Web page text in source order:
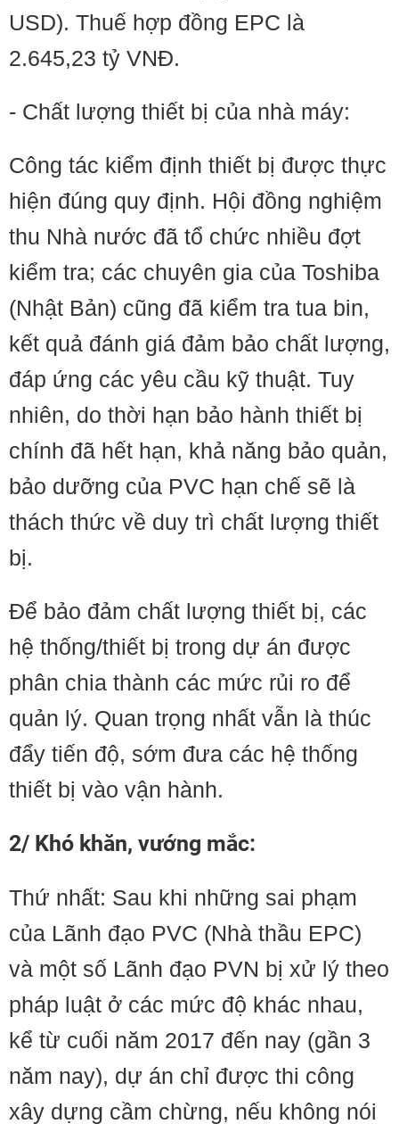
USD). Thuế hợp đồng EPC là
2.645,23 tỷ VNĐ.
- Chất lượng thiết bị của nhà máy:
Công tác kiểm định thiết bị được thực
hiện đúng quy định. Hội đồng nghiệm
thu Nhà nước đã tổ chức nhiều đợt
kiểm tra; các chuyên gia của Toshiba
(Nhật Bản) cũng đã kiểm tra tua bin,
kết quả đánh giá đảm bảo chất lượng,
đáp ứng các yêu cầu kỹ thuật. Tuy
nhiên, do thời hạn bảo hành thiết bị
chính đã hết hạn, khả năng bảo quản,
bảo dưỡng của PVC hạn chế sẽ là
thách thức về duy trì chất lượng thiết
bị.
Để bảo đảm chất lượng thiết bị, các
hệ thống/thiết bị trong dự án được
phân chia thành các mức rủi ro để
quản lý. Quan trọng nhất vẫn là thúc
đẩy tiến độ, sớm đưa các hệ thống
thiết bị vào vận hành.
2/ Khó khăn, vướng mắc:
Thứ nhất: Sau khi những sai phạm
của Lãnh đạo PVC (Nhà thầu EPC)
và một số Lãnh đạo PVN bị xử lý theo
pháp luật ở các mức độ khác nhau,
kể từ cuối năm 2017 đến nay (gần 3
năm nay), dự án chỉ được thi công
xây dựng cầm chừng, nếu không nói